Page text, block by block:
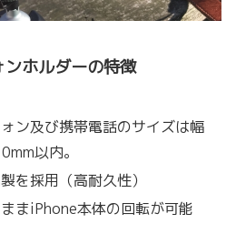
ホルダーの特徴
ン及び携帯電話のサイズは幅
以内。
を採用（高耐久性）
まiPhone本体の回転が可能